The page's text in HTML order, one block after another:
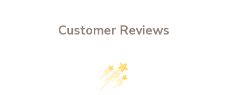
Customer Reviews